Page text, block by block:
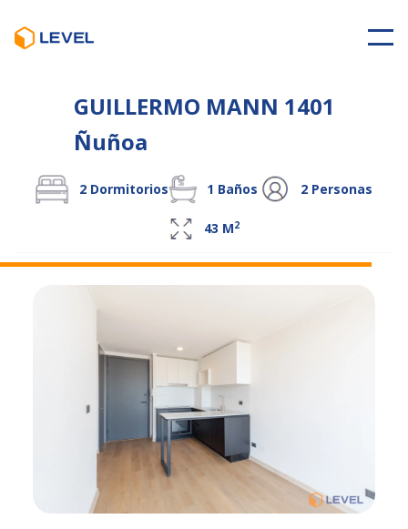
GUILLERMO MANN 1401
Ñuñoa
2 Dormitorios 1 Baños 2 Personas
43 M2